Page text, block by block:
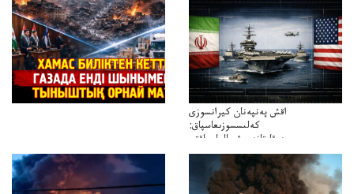
اقش پەنپەنان كيرانسوزى
كەلىسسوزىعاسپاق:
دوقايتازدەسۋىجالعاسپاقتى
باسەڭدەتدوحا؟
كەزدەسۋىشيەلەنىستىباسەڭدەتەمە؟